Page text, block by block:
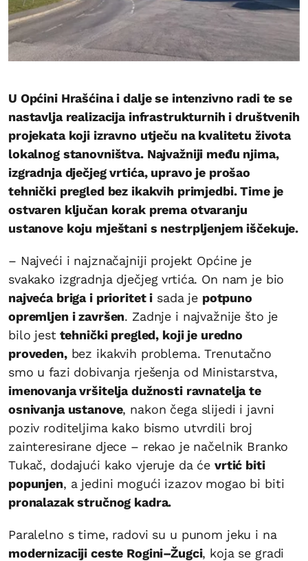
U Općini Hrašćina i dalje se intenzivno radi te se
nastavlja realizacija infrastrukturnih i društvenih
projekata koji izravno utječu na kvalitetu života
lokalnog stanovništva. Najvažniji među njima,
izgradnja dječjeg vrtića, upravo je prošao
tehnički pregled bez ikakvih primjedbi. Time je
ostvaren ključan korak prema otvaranju
ustanove koju mještani s nestrpljenjem iščekuje.
– Najveći i najznačajniji projekt Općine je
svakako izgradnja dječjeg vrtića. On nam je bio
najveća briga i prioritet i sada je potpuno
opremljen i završen. Zadnje i najvažnije što je
bilo jest tehnički pregled, koji je uredno
proveden,bez ikakvih problema. Trenutačno
smo u fazi dobivanja rješenja od Ministarstva,
imenovanja vršitelja dužnosti ravnatelja te
osnivanja ustanove, nakon čega slijedi i javni
poziv roditeljima kako bismo utvrdili broj
zainteresirane djece – rekao je načelnik Branko
Tukač, dodajući kako vjeruje da će vrtić biti
popunjen, a jedini mogući izazov mogao bi biti
pronalazak stručnog kadra.
Paralelno s time, radovi su u punom jeku i na
modernizaciji ceste Rogini–Žugci, koja se gradi